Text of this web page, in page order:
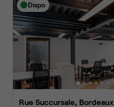
Dispo
Rue Succursale, Bordeaux